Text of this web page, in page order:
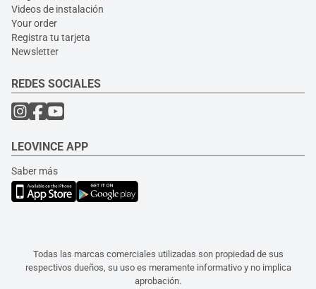
Videos de instalación
Your order
Registra tu tarjeta
Newsletter
REDES SOCIALES
LEOVINCE APP
Saber más
Todas las marcas comerciales utilizadas son propiedad de sus
respectivos dueños, su uso es meramente informativo y no implica
aprobación.